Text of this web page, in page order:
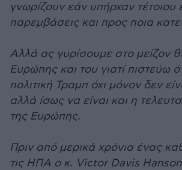
γνωρίζουν εάν υπήρχαν τέτοιου
παρεμβάσεις και προς ποια
Αλλά ας γυρίσουμε στο μείζον
Ευρώπης και του γιατί πιστεύω
πολιτική Τραμπ όχι μόνον δεν
αλλά ίσως να είναι και η
της Ευρώπης.
Πριν από μερικά χρόνια ένας
τις ΗΠΑ ο κ. Victor Davis Hanson